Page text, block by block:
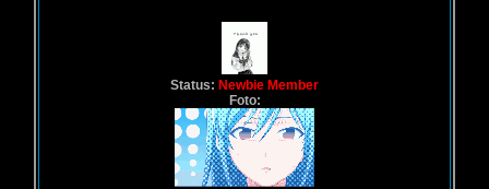
Status: Newbie Member
Foto: